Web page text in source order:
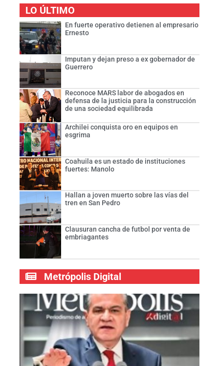
LO ÚLTIMO
En fuerte operativo detienen al empresario
Ernesto
Imputan y dejan preso a ex gobernador de
Guerrero
Reconoce MARS labor de abogados en
defensa de la justicia para la construcción
de una sociedad equilibrada
Archilei conquista oro en equipos en
esgrima
Coahuila es un estado de instituciones
fuertes: Manolo
Hallan a joven muerto sobre las vías del
tren en San Pedro
Clausuran cancha de futbol por venta de
embriagantes
Metrópolis Digital